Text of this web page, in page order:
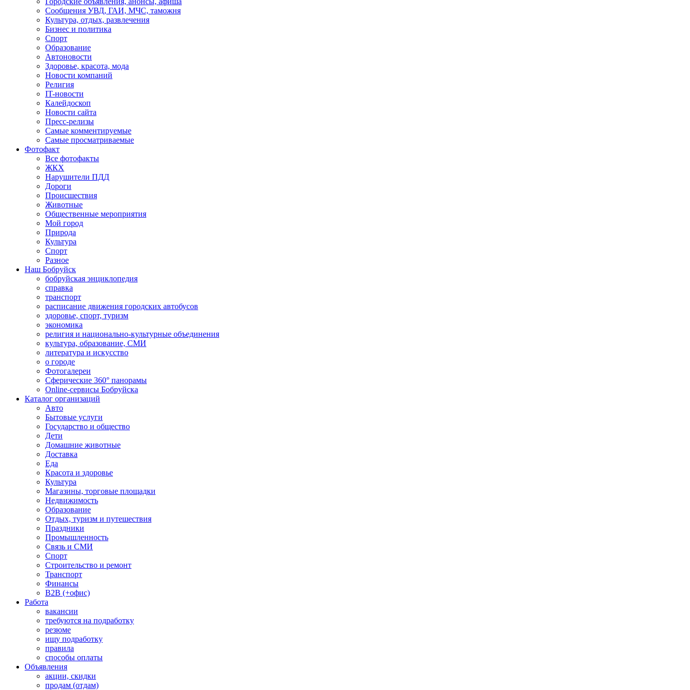
Сообщения УВД, ГАИ, МЧС, таможня
Культура, отдых, развлечения
Бизнес и политика
Спорт
Образование
Автоновости
Здоровье, красота, мода
Новости компаний
Религия
IT-новости
Калейдоскоп
Новости сайта
Пресс-релизы
Самые комментируемые
Самые просматриваемые
Фотофакт
Все фотофакты
ЖКХ
Нарушители ПДД
Дороги
Происшествия
Животные
Общественные мероприятия
Мой город
Природа
Культура
Спорт
Разное
Наш Бобруйск
бобруйская энциклопедия
справка
транспорт
расписание движения городских автобусов
здоровье, спорт, туризм
экономика
религия и национально-культурные объединения
культура, образование, СМИ
литература и искусство
о городе
Фотогалереи
Сферические 360° панорамы
Online-сервисы Бобруйска
Каталог организаций
Авто
Бытовые услуги
Государство и общество
Дети
Домашние животные
Доставка
Еда
Красота и здоровье
Культура
Магазины, торговые площадки
Недвижимость
Образование
Отдых, туризм и путешествия
Праздники
Промышленность
Связь и СМИ
Спорт
Строительство и ремонт
Транспорт
Финансы
B2B (+офис)
Работа
вакансии
требуются на подработку
резюме
ищу подработку
правила
способы оплаты
Объявления
акции, скидки
продам (отдам)